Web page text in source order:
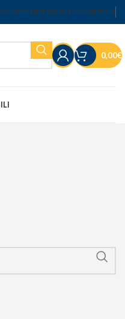
E RECESSITERMINI E CONDIZIONI
0,00€